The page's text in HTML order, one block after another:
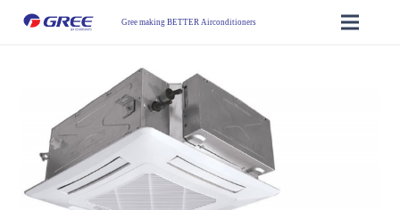
Gree making BETTER Airconditioners